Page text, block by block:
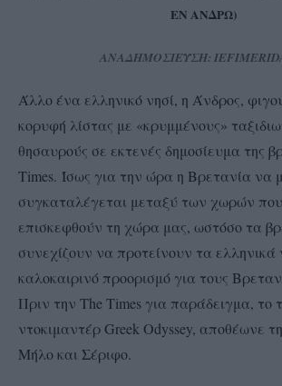
ΕΝ ΑΝΔΡΩ)
ΑΝΑΔΗΜΟΣΙΕΥΣΗ:
Άλλο ένα ελληνικό νησί, η Άνδρος,
κορυφή λίστας με «κρυμμένους»
θησαυρούς σε εκτενές δημοσίευμα της
Times. Ίσως για την ώρα η Βρετανία να
συγκαταλέγεται μεταξύ των χωρών
επισκεφθούν τη χώρα μας, ωστόσο τα
συνεχίζουν να προτείνουν τα ελληνικά
καλοκαιρινό προορισμό για τους
Πριν την The Times για παράδειγμα, το
ντοκιμαντέρ Greek Odyssey, αποθέωνε
Μήλο και Σέριφο.